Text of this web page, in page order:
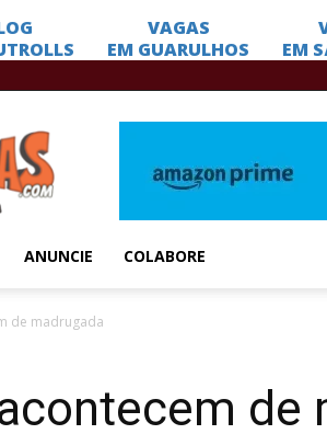
ANUNCIE COLABORE
de madrugada
de